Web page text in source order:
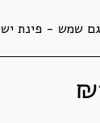
שמש - פינת ישיבה 6
₪